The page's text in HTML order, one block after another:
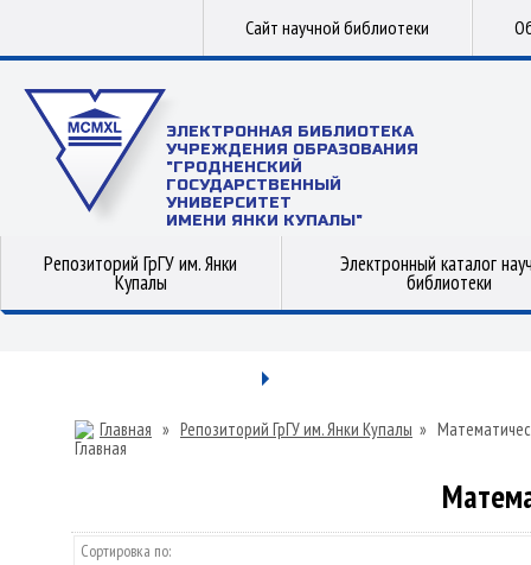
Сайт научной библиотеки
ЭЛЕКТРОННАЯ БИБЛИОТЕКА
УЧРЕЖДЕНИЯ ОБРАЗОВАНИЯ
"ГРОДНЕНСКИЙ
ГОСУДАРСТВЕННЫЙ
УНИВЕРСИТЕТ
ИМЕНИ ЯНКИ КУПАЛЫ"
Репозиторий ГрГУ им. Янки
Купалы
Электронный каталог
библиотеки
Главная » Репозиторий ГрГУ им. Янки Купалы »
Сортировка по: